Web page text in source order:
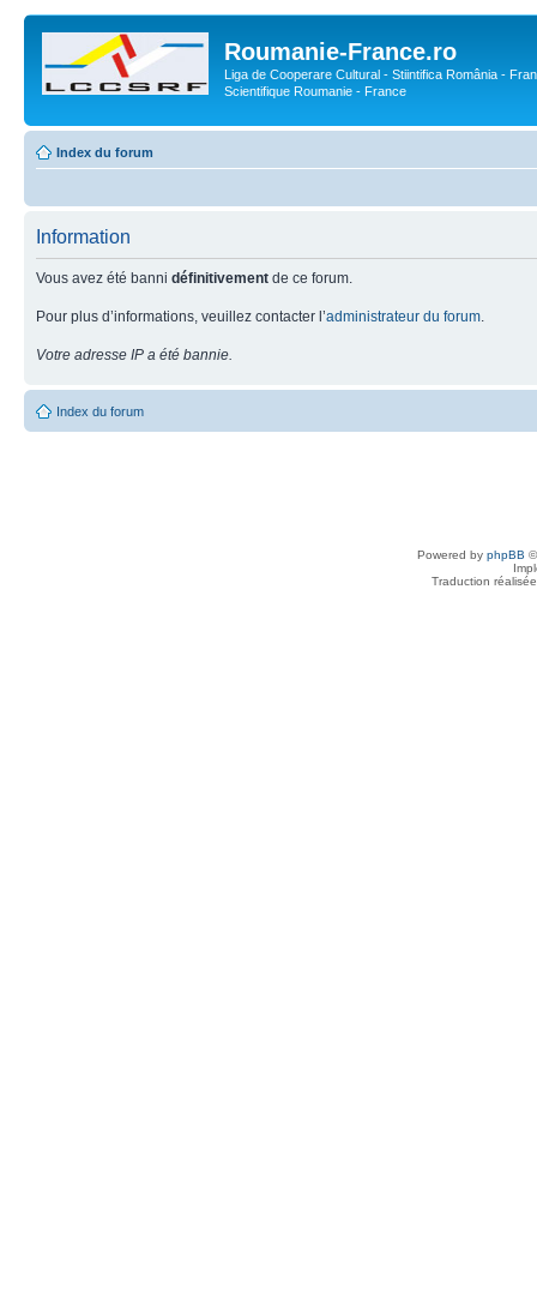
Roumanie-France.ro
Liga de Cooperare Cultural - Stiintifica România -
Scientifique Roumanie - France
Index du forum
Information
Vous avez été banni définitivement de ce forum.
Pour plus d’informations, veuillez contacter l’administrateur du forum
Votre adresse IP a été bannie.
Index du forum
Powered by phpBB
Traduction